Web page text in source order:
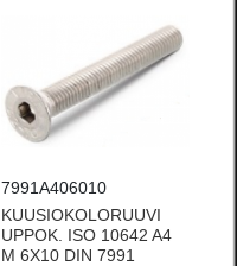
7991A406010
KUUSIOKOLORUUVI
UPPOK. ISO 10642 A4
M 6X10 DIN 7991